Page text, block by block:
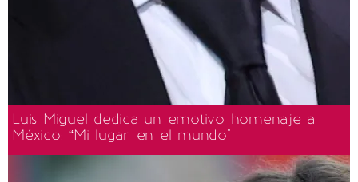
Luis Miguel dedica un emotivo homenaje a
México: “Mi lugar en el mundo"